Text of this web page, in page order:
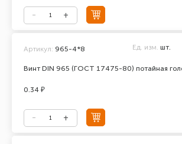
Винт DIN 965 (ГОСТ 17475-80) потайная
Артикул: 965-4*8 Ед. изм. шт.
0.34 ₽